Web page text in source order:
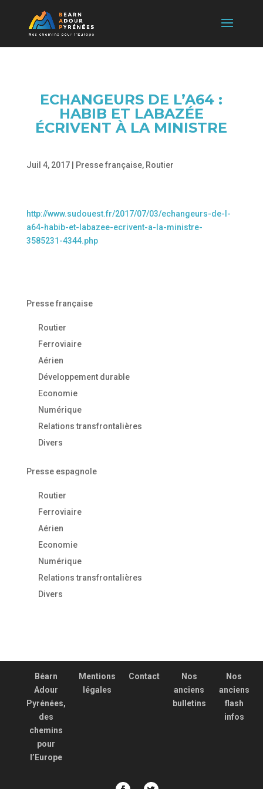
ECHANGEURS DE L’A64 :
HABIB ET LABAZÉE
ÉCRIVENT À LA MINISTRE
Juil 4, 2017| Presse française, Routier
http://www.sudouest.fr/2017/07/03/echangeurs-de-l-
a64-habib-et-labazee-ecrivent-a-la-ministre-
3585231-4344.php
Presse française
Routier
Ferroviaire
Aérien
Développement durable
Economie
Numérique
Relations transfrontalières
Divers
Presse espagnole
Routier
Ferroviaire
Aérien
Economie
Numérique
Relations transfrontalières
Divers
Béarn
Adour
Pyrénées,
des
chemins
pour
l’Europe
Mentions
légales
Contact
Nos
anciens
bulletins
Nos
anciens
flash
infos